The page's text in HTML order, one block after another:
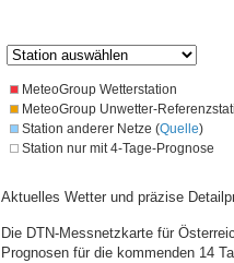
MeteoGroup Wetterstation
MeteoGroup Unwetter-
Station anderer Netze (Quelle)
Station nur mit 4-Tage-Prognose
Aktuelles Wetter und präzise
Die DTN-Messnetzkarte für
Prognosen für die kommenden 14